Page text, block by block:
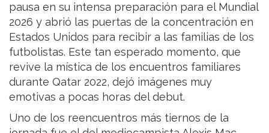
pausa en su intensa preparación para el Mundial
2026 y abrió las puertas de la concentración en
Estados Unidos para recibir a las familias de los
futbolistas. Este tan esperado momento, que
revive la mística de los encuentros familiares
durante Qatar 2022, dejó imágenes muy
emotivas a pocas horas del debut.
Uno de los reencuentros más tiernos de la